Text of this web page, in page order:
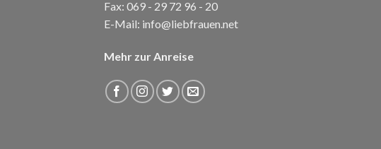
Fax: 069 - 29 72 96 - 20
E-Mail: info@liebfrauen.net
Mehr zur Anreise